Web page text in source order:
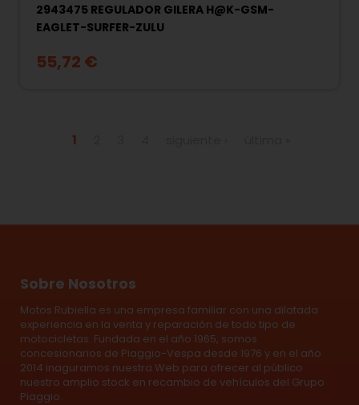
2943475 REGULADOR GILERA H@K-GSM-
EAGLET-SURFER-ZULU
55,72 €
1
Sobre Nosotros
Motos Rubiella es una empresa familiar con una dilatada
experiencia en la venta y reparación de todo tipo de
motocicletas. Fundada en el año 1965, somos
concesionarios de Piaggio-Vespa desde 1976 y en el año
2014 inaguramos nuestra Web para ofrecer al público
nuestro amplio stock en recambio de vehículos del Grupo
Piaggio.